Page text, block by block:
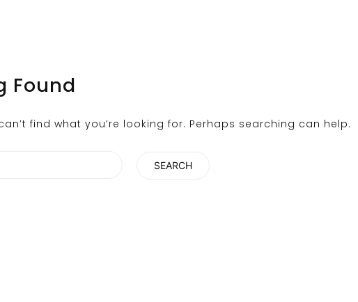
Found
find what you’re looking for. Perhaps searching can help.